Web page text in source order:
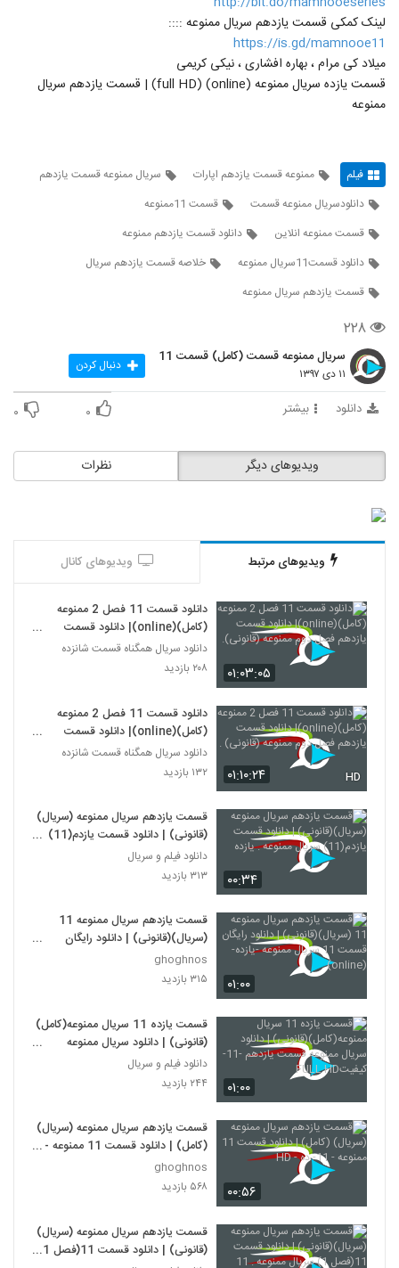
لینک کمکی قسمت یازدهم سریال ممنوعه ::::
https://is.gd/mamnooe11
میلاد کی مرام ، بهاره افشاری ، نیکی کریمی
قسمت یازده سریال ممنوعه (online) (full HD) | قسمت یازدهم سریال
ممنوعه
فیلم ممنوعه قسمت یازدهم اپارات
سریال ممنوعه قسمت یازدهم
دانلودسریال ممنوعه قسمت
قسمت 11ممنوعه
قسمت ممنوعه انلاین
دانلود قسمت یازدهم ممنوعه
دانلود قسمت11سریال ممنوعه
خلاصه قسمت یازدهم سریال
قسمت یازدهم سریال ممنوعه
۲۲۸
سریال ممنوعه قسمت (کامل) قسمت 11
۱۱ دی ۱۳۹۷ دنبال کردن
دانلود بیشتر ۰ ۰
نظرات ویدیوهای دیگر
ویدیوهای مرتبط ویدیوهای کانال
۰۱:۰۳:۰۵
دانلود قسمت 11 فصل 2 ممنوعه
(کامل)(online)| دانلود قسمت
یازدهم فصل دوم ممنوعه (قانونی).
دانلود سریال همگناه قسمت شانزده
۲۰۸ بازدید
۰۱:۱۰:۲۴ HD
دانلود قسمت 11 فصل 2 ممنوعه
(کامل)(online)| دانلود قسمت
یازدهم فصل دوم ممنوعه (قانونی) .
دانلود سریال همگناه قسمت شانزده
۱۳۲ بازدید
۰۰:۳۴
قسمت یازدهم سریال ممنوعه (سریال)
(قانونی) | دانلود قسمت یازدم(11)
سریال ممنوعه . یازده
دانلود فیلم و سریال
۳۱۳ بازدید
۰۱:۰۰
قسمت یازدهم سریال ممنوعه 11
(سریال)(قانونی) | دانلود رایگان
قسمت 11 سریال ممنوعه -یازده-
(online)
ghoghnos
۳۱۵ بازدید
۰۱:۰۰
قسمت یازده 11 سریال ممنوعه(کامل)
(قانونی) | دانلود سریال ممنوعه
قسمت یازدهم -11-کیفیتFULL HD
دانلود فیلم و سریال
۲۴۴ بازدید
۰۰:۵۶
قسمت یازدهم سریال ممنوعه (سریال)
(کامل) | دانلود قسمت 11 ممنوعه -
11- ده - HD
ghoghnos
۵۶۸ بازدید
قسمت یازدهم سریال ممنوعه (سریال)
(قانونی) | دانلود قسمت 11(فصل 1)